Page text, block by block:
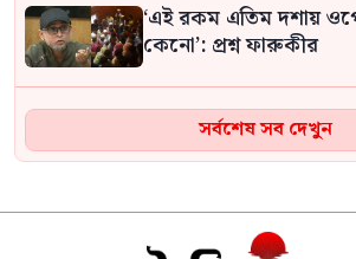
‘এই রকম এতিম দশায়
কেনো’: প্রশ্ন ফারুকীর
আজ ডিজিএফআইয়ের
জেআইসি পরিদর্শনে
সিন্ডিকেট ভেঙে
হবে: আইনমন্ত্রী
সর্বশেষ সব দেখুন